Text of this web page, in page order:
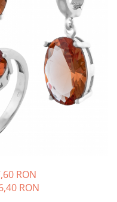
RON
RON